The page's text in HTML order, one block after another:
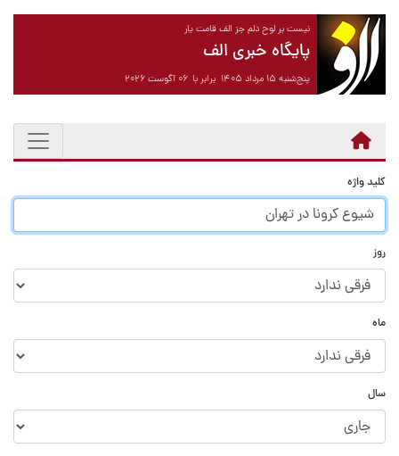
نیست بر لوح دلم جز الف قامت یار
پایگاه خبری الف
پنج‌شنبه ۱۵ مرداد ۱۴۰۵ برابر با ۰۶ آگوست ۲۰۲۶
کلید واژه
روز
ماه
سال